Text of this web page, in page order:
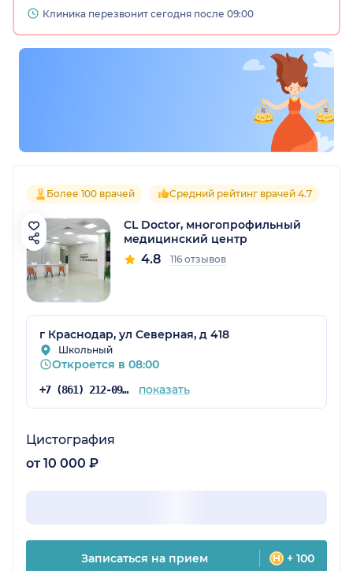
Клиника перезвонит сегодня после 09:00
Более 100 врачей Средний рейтинг врачей 4.7
CL Doctor, многопрофильный
медицинский центр
4.8 116 отзывов
г Краснодар, ул Северная, д 418
Школьный
Откроется в 08:00
+7 (861) 212-09-71 показать
Цистография
от 10 000 ₽
Записаться на прием + 100